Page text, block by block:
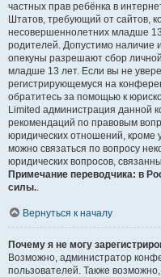
частных прав ребёнка в
Штатов, требующий от сайтов,
несовершеннолетних младше
родителей. Допустимо наличие
опекуны разрешают сбор
младше 13 лет. Если вы не
регистрирующемуся на
обратитесь за помощью к
Limited администрация данной
рекомендаций по правовым
юридических отношений, кроме
можно связаться по вопросу
юридических вопросов,
Примечание переводчика: в
силы..
Вернуться к началу
Почему я не могу
Возможно, администратор
пользователей. Также